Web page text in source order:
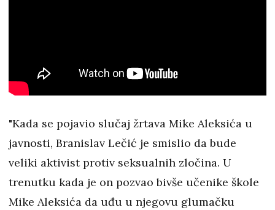
"Kada se pojavio slučaj žrtava Mike Aleksića u
javnosti, Branislav Lečić je smislio da bude
veliki aktivist protiv seksualnih zločina. U
trenutku kada je on pozvao bivše učenike škole
Mike Aleksića da uđu u njegovu glumačku